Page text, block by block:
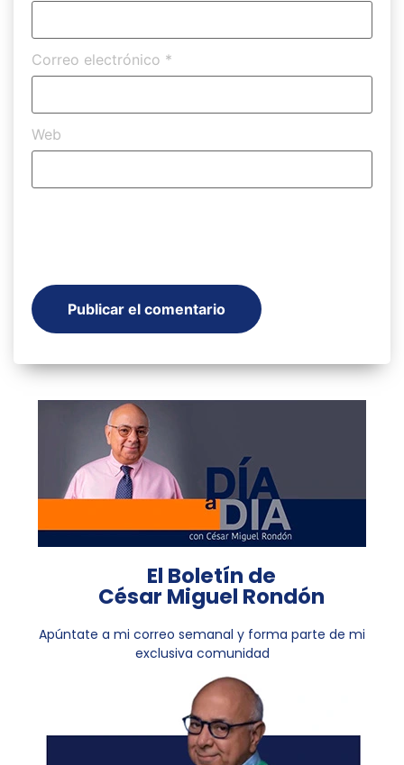
Correo electrónico *
Web
El Boletín de
César Miguel Rondón
Apúntate a mi correo semanal y forma parte de mi
exclusiva comunidad